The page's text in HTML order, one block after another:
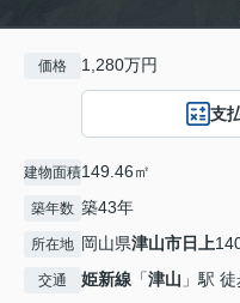
価格 1,280万円
支
建物面積149.46㎡
築年数 築43年
所在地 岡山県津山市日上
交通 姫新線 「津山 」駅